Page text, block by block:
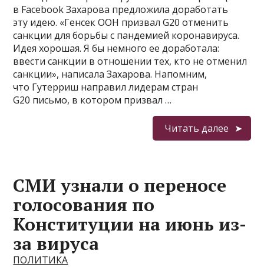
в Facebook Захарова предложила доработать
эту идею. «Генсек ООН призвал G20 отменить
санкции для борьбы с пандемией коронавируса.
Идея хорошая. Я бы немного ее доработала:
ввести санкции в отношении тех, кто не отменил
санкции», написала Захарова. Напомним,
что Гутерриш направил лидерам стран
G20 письмо, в котором призвал …
Читать далее
СМИ узнали о переносе
голосования по
Конституции на июнь из-
за вируса
ПОЛИТИКА